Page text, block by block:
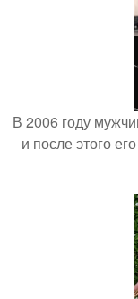
В 2006 году
и после этого